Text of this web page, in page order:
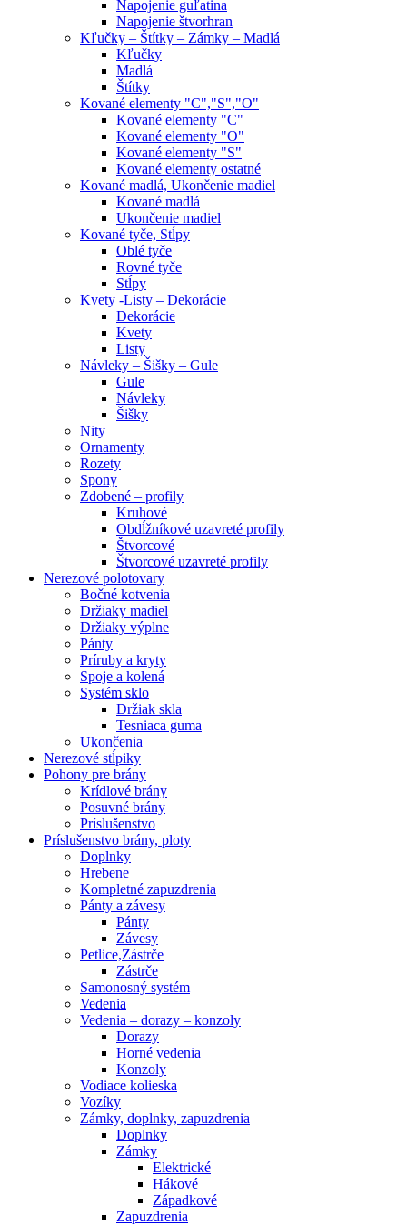
Napojenie guľatina
Napojenie štvorhran
Kľučky – Štítky – Zámky – Madlá
Kľučky
Madlá
Štítky
Kované elementy "C","S","O"
Kované elementy "C"
Kované elementy "O"
Kované elementy "S"
Kované elementy ostatné
Kované madlá, Ukončenie madiel
Kované madlá
Ukončenie madiel
Kované tyče, Stĺpy
Oblé tyče
Rovné tyče
Stĺpy
Kvety -Listy – Dekorácie
Dekorácie
Kvety
Listy
Návleky – Šišky – Gule
Gule
Návleky
Šišky
Nity
Ornamenty
Rozety
Spony
Zdobené – profily
Kruhové
Obdĺžníkové uzavreté profily
Štvorcové
Štvorcové uzavreté profily
Nerezové polotovary
Bočné kotvenia
Držiaky madiel
Držiaky výplne
Pánty
Príruby a kryty
Spoje a kolená
Systém sklo
Držiak skla
Tesniaca guma
Ukončenia
Nerezové stĺpiky
Pohony pre brány
Krídlové brány
Posuvné brány
Príslušenstvo
Príslušenstvo brány, ploty
Doplnky
Hrebene
Kompletné zapuzdrenia
Pánty a závesy
Pánty
Závesy
Petlice,Zástrče
Zástrče
Samonosný systém
Vedenia
Vedenia – dorazy – konzoly
Dorazy
Horné vedenia
Konzoly
Vodiace kolieska
Vozíky
Zámky, doplnky, zapuzdrenia
Doplnky
Zámky
Elektrické
Hákové
Západkové
Zapuzdrenia